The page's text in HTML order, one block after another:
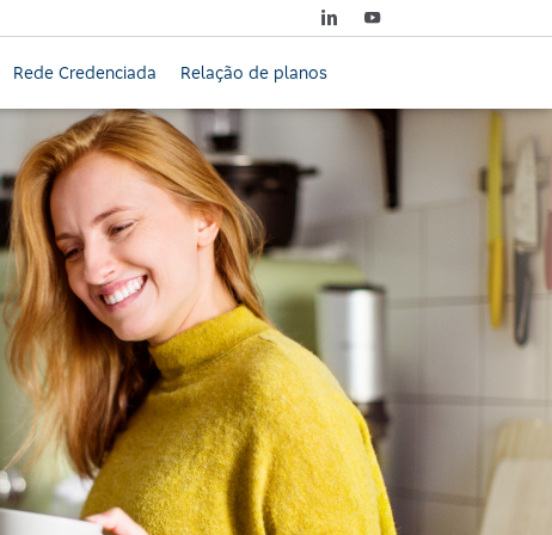
Rede Credenciada Relação de planos